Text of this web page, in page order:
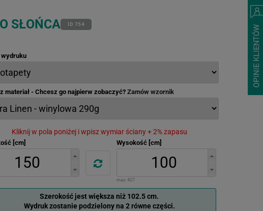
SŁOŃCA ID 754
wydruku
materiał - Chcesz go najpierw zobaczyć? Zamów wzornik
Kliknij w pola poniżej i wpisz wymiar ściany + 2% zapasu
[cm] Wysokość [cm]
max: 407
Szerokość jest większa niż 102.5 cm.
Wydruk zostanie podzielony na 2 równe części.